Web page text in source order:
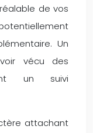
de vos
Un
vécu des
un suivi
attachant